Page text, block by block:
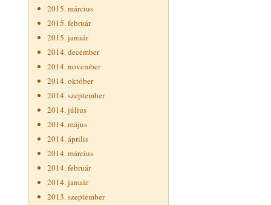
2015. március
2015. február
2015. január
2014. december
2014. november
2014. október
2014. szeptember
2014. július
2014. május
2014. április
2014. március
2014. február
2014. január
2013. szeptember